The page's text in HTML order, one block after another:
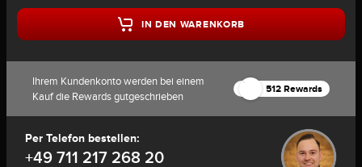
IN DEN WARENKORB
Ihrem Kundenkonto werden bei einem
Kauf die Rewards gutgeschrieben
512 Rewards
Per Telefon bestellen:
+49 711 217 268 20